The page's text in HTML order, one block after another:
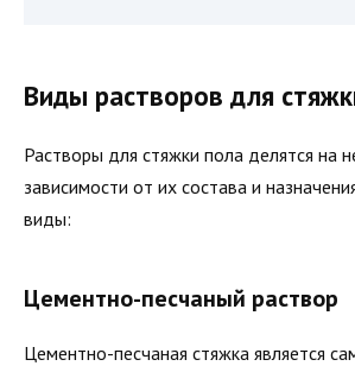
Виды растворов для
Растворы для стяжки пола делятся на
зависимости от их состава и
виды:
Цементно-песчаный раствор
Цементно-песчаная стяжка является